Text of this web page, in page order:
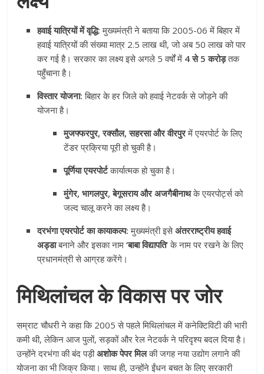
हवाई यात्रियों में वृद्धि: मुख्यमंत्री ने बताया कि 2005-06 में बिहार में
हवाई यात्रियों की संख्या मात्र 2.5 लाख थी, जो अब 50 लाख को पार
कर गई है। सरकार का लक्ष्य इसे अगले 5 वर्षों में 4 से 5 करोड़तक
पहुँचाना है।
विस्तार योजना: बिहार के हर जिले को हवाई नेटवर्क से जोड़ने की
योजना है।
मुजफ्फरपुर, रक्सौल, सहरसा और वीरपुरमें एयरपोर्ट के लिए
टेंडर प्रक्रिया पूरी हो चुकी है।
पूर्णिया एयरपोर्टकार्यात्मक हो चुका है।
मुंगेर, भागलपुर, बेगूसराय और अजगैबीनाथके एयरपोर्ट्स को
जल्द चालू करने का लक्ष्य है।
दरभंगा एयरपोर्ट का कायाकल्प: मुख्यमंत्री इसेअंतरराष्ट्रीय हवाई
अड्डाबनाने और इसका नाम‘बाबा विद्यापति’के नाम पर रखने के लिए
प्रधानमंत्री से आग्रह करेंगे।
मिथिलांचल के विकास पर जोर
सम्राट चौधरी ने कहा कि 2005 से पहले मिथिलांचल में कनेक्टिविटी की भारी
कमी थी, लेकिन आज पुलों, सड़कों और रेल नेटवर्क ने परिदृश्य बदल दिया है।
उन्होंने दरभंगा की बंद पड़ीअशोक पेपर मिलकी जगह नया उद्योग लगाने की
योजना का भी जिक्र किया। साथ ही, उन्होंने ईंधन बचत के लिए सरकारी